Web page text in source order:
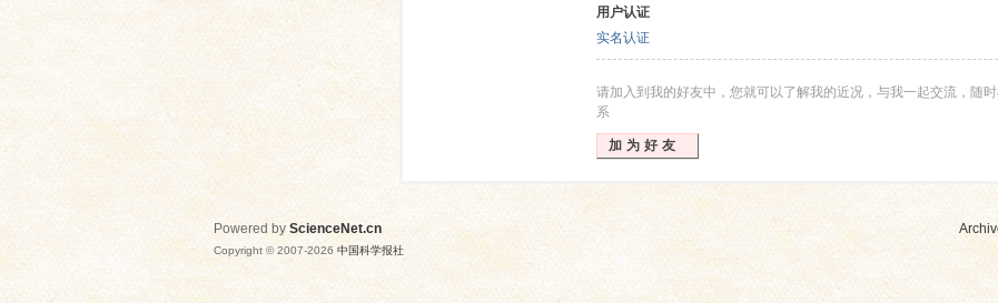
用户认证
实名认证
请加入到我的好友中，您就可以了解我的近况，与我一起交流，随
系
加为好友
Powered byScienceNet.cn
Copyright © 2007-2026 中国科学报社